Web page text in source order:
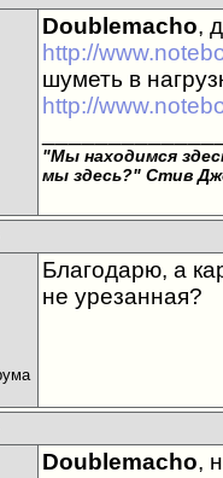
Doublemacho,
http://
шуметь в
http://
"Мы находимся
мы здесь?" Стив
Благодарю, а
не урезанная?
Doublemacho,